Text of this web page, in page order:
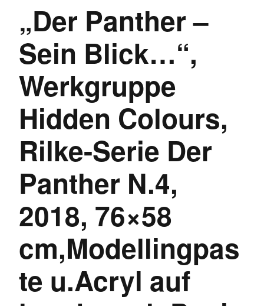
„Der Panther –
Sein Blick…“,
Werkgruppe
Hidden Colours,
Rilke-Serie Der
Panther N.4,
2018, 76×58
cm,Modellingpas
te u.Acryl auf